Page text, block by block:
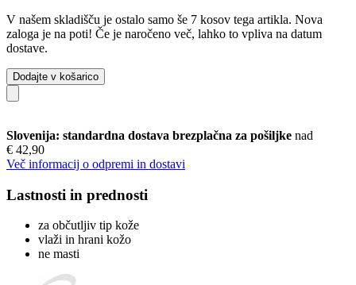
V našem skladišču je ostalo samo še 7 kosov tega artikla. Nova
zaloga je na poti! Če je naročeno več, lahko to vpliva na datum
dostave.
Dodajte v košarico
Slovenija: standardna dostava brezplačna za pošiljke nad
€ 42,90
Več informacij o odpremi in dostavi
Lastnosti in prednosti
za občutljiv tip kože
vlaži in hrani kožo
ne masti